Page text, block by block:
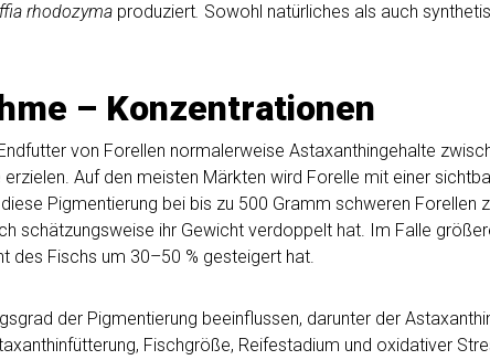
rhodozyma produziert. Sowohl natürliches als auch
– Konzentrationen
von Forellen normalerweise Astaxanthingehalte
Auf den meisten Märkten wird Forelle mit einer
Pigmentierung bei bis zu 500 Gramm schweren Forellen
schätzungsweise ihr Gewicht verdoppelt hat. Im Falle
des Fischs um 30–50 % gesteigert hat.
der Pigmentierung beeinflussen, darunter der
Fischgröße, Reifestadium und oxidativer